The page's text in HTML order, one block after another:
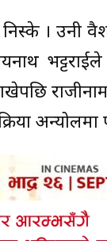
। उनी